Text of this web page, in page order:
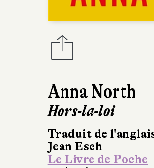
Anna North
Hors-la-loi
Traduit de
Jean Esch
Le Livre de Poche